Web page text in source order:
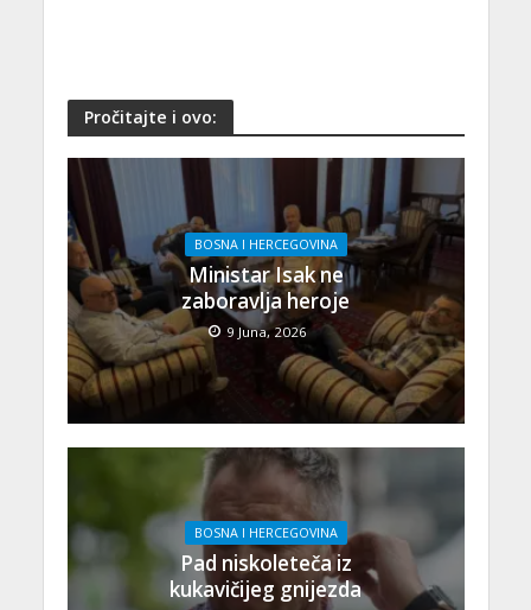
Pročitajte i ovo:
BOSNA I HERCEGOVINA
Ministar Isak ne
zaboravlja heroje
9 Juna, 2026
BOSNA I HERCEGOVINA
Pad niskoleteča iz
kukavičijeg gnijezda